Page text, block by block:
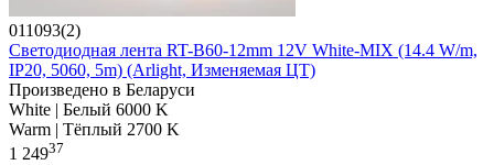
011093(2)
Светодиодная лента RT-B60-12mm 12V White-MIX (14.4 W/m,
IP20, 5060, 5m) (Arlight, Изменяемая ЦТ)
Произведено в Беларуси
White | Белый 6000 K
Warm | Тёплый 2700 K
1 24937